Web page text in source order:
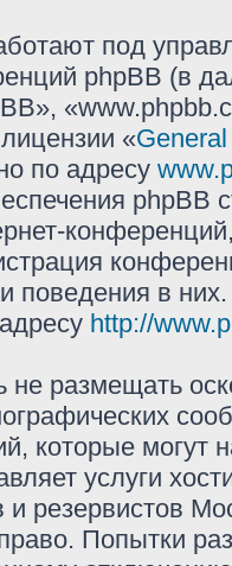
под
phpBB (в
«
по адресу
phpBB
поведения в
http://
не размещать
которые могут
услуги
и резервистов
Попытки